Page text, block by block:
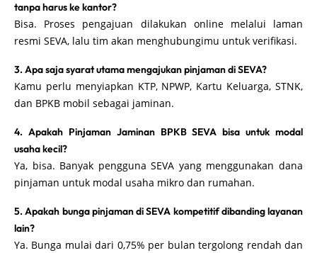
tanpa harus ke kantor?
Bisa. Proses pengajuan dilakukan online melalui laman
resmi SEVA, lalu tim akan menghubungimu untuk verifikasi.
3. Apa saja syarat utama mengajukan pinjaman di SEVA?
Kamu perlu menyiapkan KTP, NPWP, Kartu Keluarga, STNK,
dan BPKB mobil sebagai jaminan.
4. Apakah Pinjaman Jaminan BPKB SEVA bisa untuk modal
usaha kecil?
Ya, bisa. Banyak pengguna SEVA yang menggunakan dana
pinjaman untuk modal usaha mikro dan rumahan.
5. Apakah bunga pinjaman di SEVA kompetitif dibanding layanan
lain?
Ya. Bunga mulai dari 0,75% per bulan tergolong rendah dan